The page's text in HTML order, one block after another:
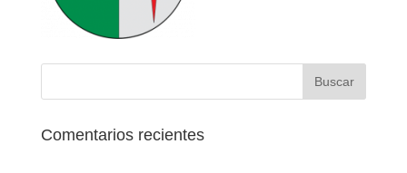
Comentarios recientes